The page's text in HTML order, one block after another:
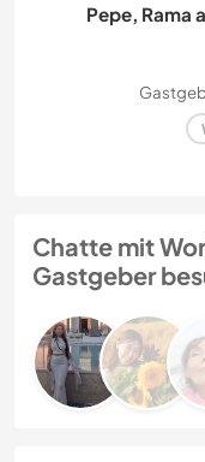
Pepe, Rama
Chatte mit
Gastgeber